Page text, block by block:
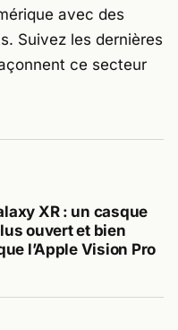
avec des
Suivez les dernières
ce secteur
XR : un casque
ouvert et bien
l’Apple Vision Pro